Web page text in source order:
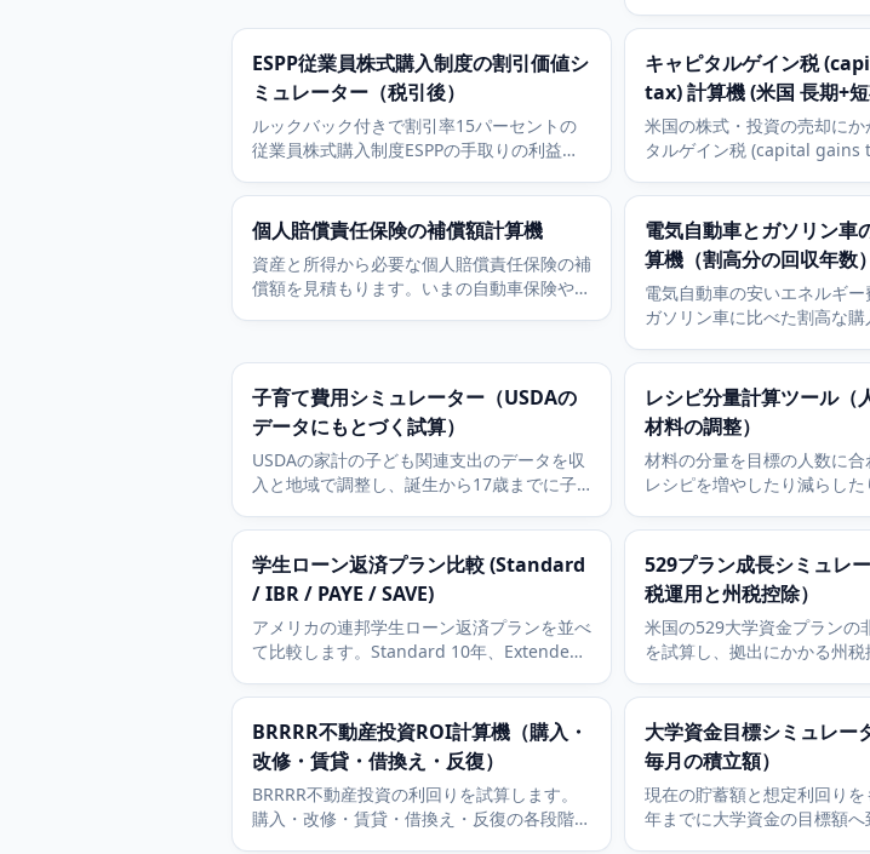
推定します。
ESPP従業員株式購入制度の割引価値シ
ミュレーター（税引後）
ルックバック付きで割引率15パーセントの
従業員株式購入制度ESPPの手取りの利益を
して計算します。
キャピタルゲイン税
tax) 計算機 (米国 長期+
米国の株式・投資の売却に
タルゲイン税 (capital gains
の長期ブラケットを含みます
個人賠償責任保険の補償額計算機
資産と所得から必要な個人賠償責任保険の補
償額を見積もります。いまの自動車保険や住
電気自動車とガソリン車
算機（割高分の回収年数）
電気自動車の安いエネルギー
ガソリン車に比べた割高な購
型ガソリン車との比較です。
子育て費用シミュレーター（USDAの
データにもとづく試算）
USDAの家計の子ども関連支出のデータを収
入と地域で調整し、誕生から17歳までに子
レシピ分量計算ツール（
材料の調整）
材料の分量を目標の人数に合
レシピを増やしたり減らした
します。
学生ローン返済プラン比較 (Standard
/ IBR / PAYE / SAVE)
アメリカの連邦学生ローン返済プランを並べ
て比較します。Standard 10年、Extended
返済を返します。
529プラン成長シミュレ
税運用と州税控除）
米国の529大学資金プランの
を試算し、拠出にかかる州税
利で計算します。
BRRRR不動産投資ROI計算機（購入・
改修・賃貸・借換え・反復）
BRRRR不動産投資の利回りを試算します。
購入・改修・賃貸・借換え・反復の各段階を
大学資金目標シミュレー
毎月の積立額）
現在の貯蓄額と想定利回り
年までに大学資金の目標額へ